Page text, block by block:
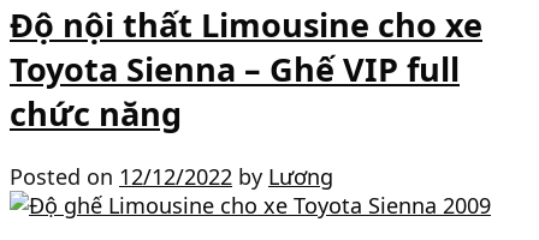
Độ nội thất Limousine cho xe
Toyota Sienna – Ghế VIP full
chức năng
Posted on 12/12/2022 by Lương